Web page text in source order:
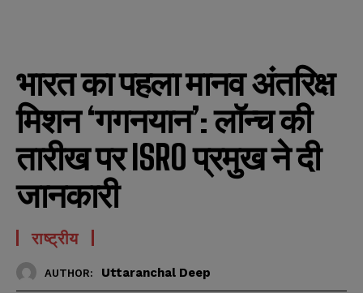
भारत का पहला मानव अंतरिक्ष
मिशन ‘गगनयान’: लॉन्च की
तारीख पर ISRO प्रमुख ने दी
जानकारी
राष्ट्रीय
AUTHOR: Uttaranchal Deep